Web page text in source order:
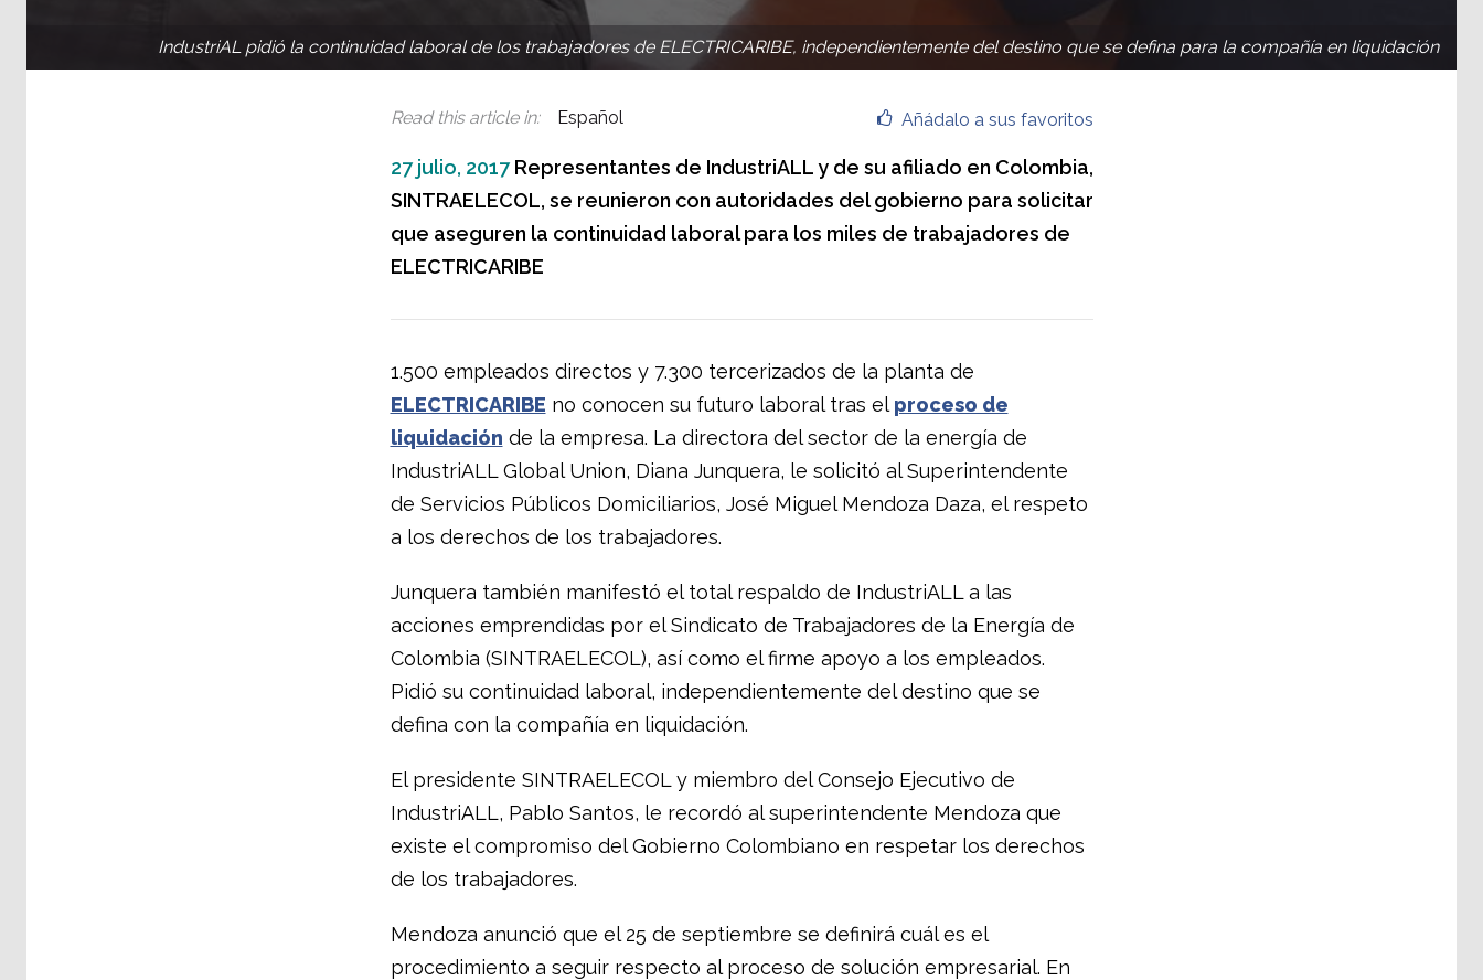
IndustriAL pidió la continuidad laboral de los trabajadores de ELECTRICARIBE, independientemente del destino que se defina para la compañía en liquidación
Añádalo a sus favoritos
Read this article in: Español
27 julio, 2017 Representantes de IndustriALL y de su afiliado en Colombia,
SINTRAELECOL, se reunieron con autoridades del gobierno para solicitar
que aseguren la continuidad laboral para los miles de trabajadores de
ELECTRICARIBE
1.500 empleados directos y 7.300 tercerizados de la planta de
ELECTRICARIBE no conocen su futuro laboral tras el proceso de
liquidación de la empresa. La directora del sector de la energía de
IndustriALL Global Union, Diana Junquera, le solicitó al Superintendente
de Servicios Públicos Domiciliarios, José Miguel Mendoza Daza, el respeto
a los derechos de los trabajadores.
Junquera también manifestó el total respaldo de IndustriALL a las
acciones emprendidas por el Sindicato de Trabajadores de la Energía de
Colombia (SINTRAELECOL), así como el firme apoyo a los empleados.
Pidió su continuidad laboral, independientemente del destino que se
defina con la compañía en liquidación.
El presidente SINTRAELECOL y miembro del Consejo Ejecutivo de
IndustriALL, Pablo Santos, le recordó al superintendente Mendoza que
existe el compromiso del Gobierno Colombiano en respetar los derechos
de los trabajadores.
Mendoza anunció que el 25 de septiembre se definirá cuál es el
procedimiento a seguir respecto al proceso de solución empresarial. En